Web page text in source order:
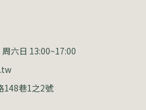
六日 13:00~17:00
148巷1之2號